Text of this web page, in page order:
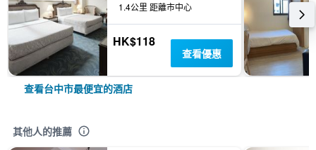
1.4公里 距離市中心
HK$118
查看優惠
查看台中市最便宜的酒店
其他人的推薦